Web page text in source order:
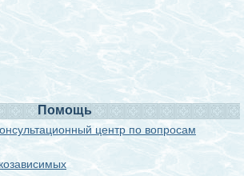
Помощь
центр по вопросам